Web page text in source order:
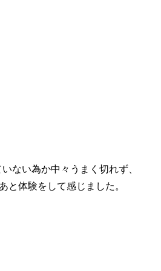
ない為か中々うまく切れず、
と体験をして感じました。